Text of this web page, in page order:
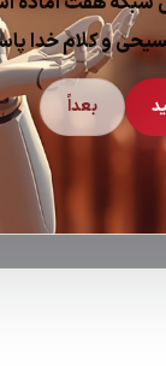
و کلام خدا
بعداً